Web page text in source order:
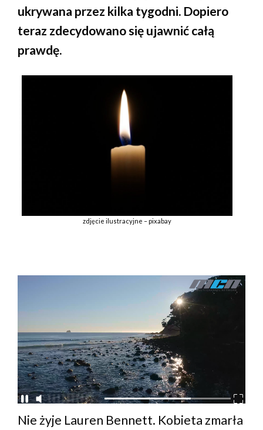
ukrywana przez kilka tygodni. Dopiero
teraz zdecydowano się ujawnić całą
prawdę.
zdjęcie ilustracyjne – pixabay
Nie żyje Lauren Bennett. Kobieta zmarła